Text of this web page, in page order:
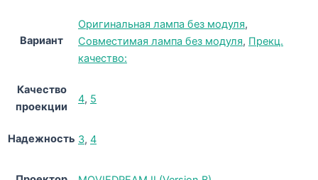
Вариант
Оригинальная лампа без модуля,
Совместимая лампа без модуля, Прекц.
качество:
Качество
проекции
4, 5
Надежность 3, 4